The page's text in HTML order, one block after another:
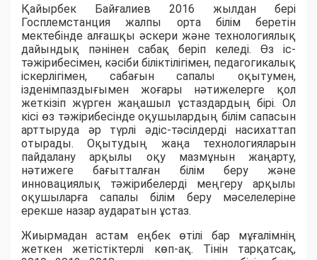
Қайырбек Байғалиев 2016 жылдан бері
Госплемстанция жалпы орта білім беретін
мектебінде алғашқы әскери және технологиялық
дайындық пәнінен сабақ беріп келеді. Өз іс-
тәжірибесімен, кәсіби біліктілігімен, педагогикалық
іскерлігімен, сабағын сапалы оқытумен,
ізденімпаздығымен жоғары нәтижелерге қол
жеткізіп жүрген жаңашыл ұстаздардың бірі. Ол
кісі өз тәжірибесінде оқушылардың білім сапасын
арттыруда әр түрлі әдіс-тәсілдерді насихаттап
отырады. Оқытудың жаңа технологияларын
пайдалану арқылы оқу мазмұнын жаңарту,
нәтижеге бағытталған білім беру және
инновациялық тәжірибелерді меңгеру арқылы
оқушыларға сапалы білім беру мәселелеріне
ерекше назар аударатын ұстаз.
Жиырмадан астам еңбек өтілі бар мұғалімнің
жеткен жетістіктерлі көп-ақ. Тінін тарқатсақ,